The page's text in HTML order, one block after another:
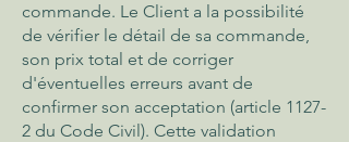
commande. Le Client a la possibilité
de vérifier le détail de sa commande,
son prix total et de corriger
d'éventuelles erreurs avant de
confirmer son acceptation (article 1127-
2 du Code Civil). Cette validation